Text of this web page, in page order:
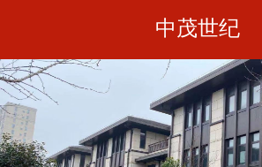
中茂世纪